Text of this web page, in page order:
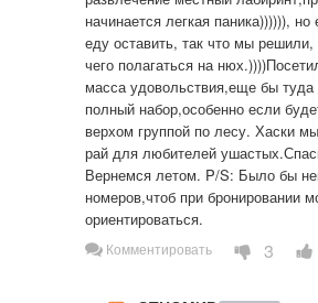
начинается легкая паника)))))),
еду оставить, так что мы
чего полагаться на
масса удовольствия,еще бы
полный набор,особенно если
верхом группой по лесу. Хаски
рай для любителей
Вернемся летом. P/S: Было бы
номеров,чтоб при бронировании
ориентироваться.
Комментировать 3